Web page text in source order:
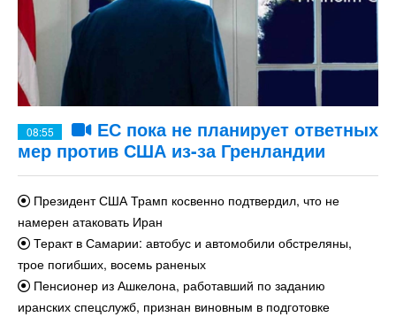
08:55
ЕС пока не планирует ответных
мер против США из-за Гренландии
Президент США Трамп косвенно подтвердил, что не
намерен атаковать Иран
Теракт в Самарии: автобус и автомобили обстреляны,
трое погибших, восемь раненых
Пенсионер из Ашкелона, работавший по заданию
иранских спецслужб, признан виновным в подготовке